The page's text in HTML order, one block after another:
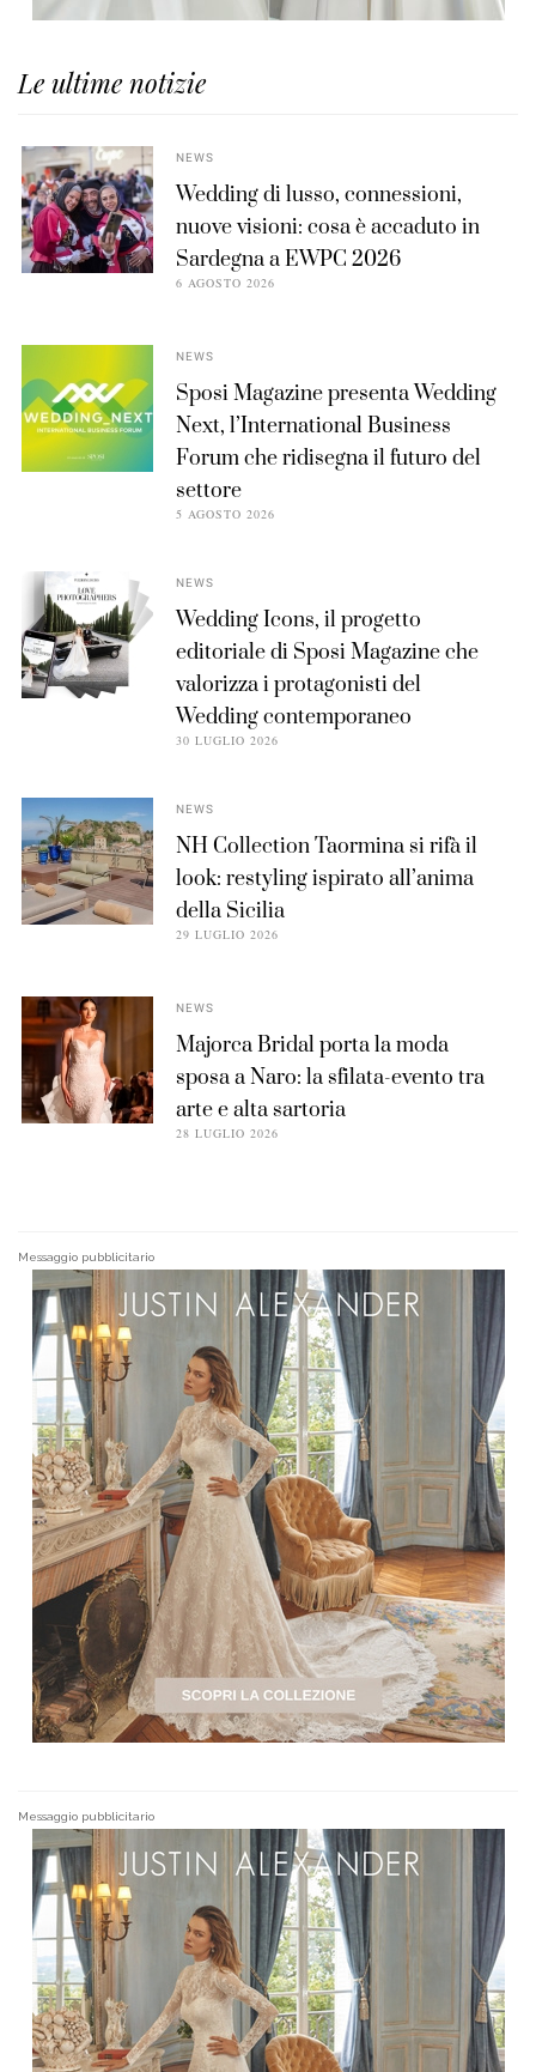
Le ultime notizie
NEWS
Wedding di lusso, connessioni,
nuove visioni: cosa è accaduto in
Sardegna a EWPC 2026
6 AGOSTO 2026
NEWS
Sposi Magazine presenta Wedding
Next, l’International Business
Forum che ridisegna il futuro del
settore
5 AGOSTO 2026
NEWS
Wedding Icons, il progetto
editoriale di Sposi Magazine che
valorizza i protagonisti del
Wedding contemporaneo
30 LUGLIO 2026
NEWS
NH Collection Taormina si rifà il
look: restyling ispirato all’anima
della Sicilia
29 LUGLIO 2026
NEWS
Majorca Bridal porta la moda
sposa a Naro: la sfilata-evento tra
arte e alta sartoria
28 LUGLIO 2026
Messaggio pubblicitario
Messaggio pubblicitario